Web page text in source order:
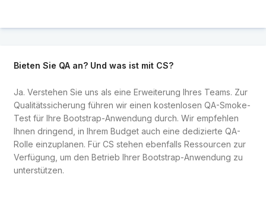
Bieten Sie QA an? Und was ist mit CS?
Ja. Verstehen Sie uns als eine Erweiterung Ihres Teams. Zur
Qualitätssicherung führen wir einen kostenlosen QA-Smoke-
Test für Ihre Bootstrap-Anwendung durch. Wir empfehlen
Ihnen dringend, in Ihrem Budget auch eine dedizierte QA-
Rolle einzuplanen. Für CS stehen ebenfalls Ressourcen zur
Verfügung, um den Betrieb Ihrer Bootstrap-Anwendung zu
unterstützen.